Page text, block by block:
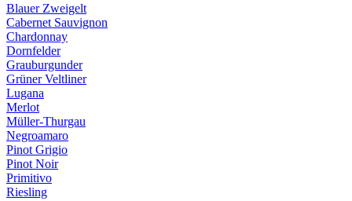
Blauer Zweigelt
Cabernet Sauvignon
Chardonnay
Dornfelder
Grauburgunder
Grüner Veltliner
Lugana
Merlot
Müller-Thurgau
Negroamaro
Pinot Grigio
Pinot Noir
Primitivo
Riesling